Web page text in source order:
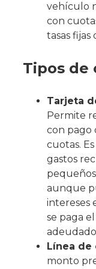
vehículo
con
tasas fijas
Tipos de
Tarjeta
Permite
con pago
cuotas.
gastos
aunque
intereses
se paga
Línea
monto